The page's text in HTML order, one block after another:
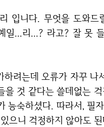
일...리...? 라고? 잘 못
것 같다는 쓸데없는
능숙하셨다. 따라서, 필
으니 걱정하지 않아도